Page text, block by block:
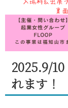
2025.9/
れます！